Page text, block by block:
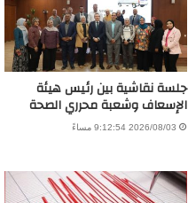
جلسة نقاشية بين رئيس هيئة
الإسعاف وشعبة محرري الصحة
2026/08/03 9:12:54 مساءً